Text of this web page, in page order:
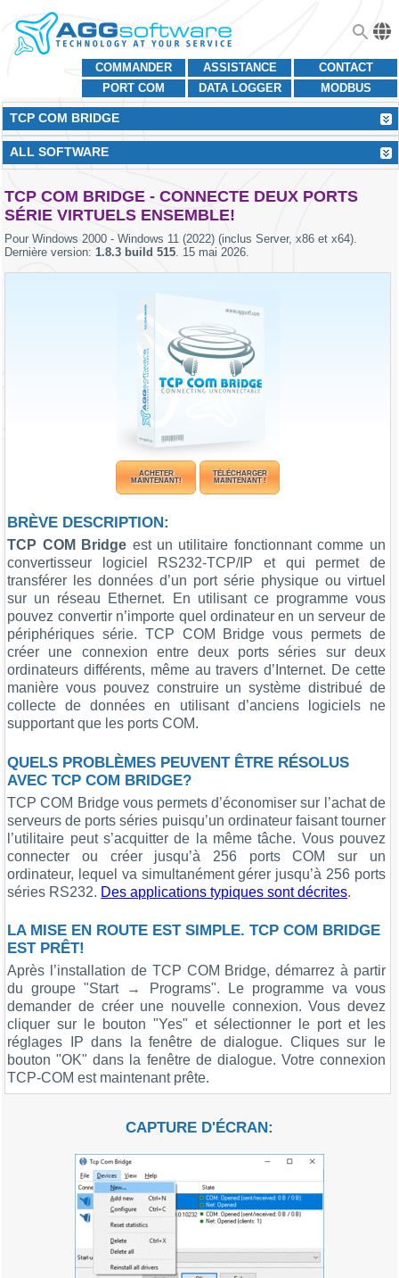
CONTACT
ASSISTANCE
COMMANDER
MODBUS
DATA LOGGER
PORT COM
TCP COM BRIDGE
ALL SOFTWARE
TCP COM BRIDGE - CONNECTE DEUX PORTS
SÉRIE VIRTUELS ENSEMBLE!
PourWindows 2000 - Windows 11 (2022) (inclus Server, x86 et x64)
Dernière version: 1.8.3 build 515 15 mai 2026
ACHETER
MAINTENANT!
TÉLÉCHARGER
MAINTENANT !
BRÈVE DESCRIPTION:
TCP COM Bridge est un utilitaire fonctionnant comme un
convertisseur logiciel RS232-TCP/IP et qui permet de
transférer les données d’un port série physique ou virtuel
sur un réseau Ethernet. En utilisant ce programme vous
pouvez convertir n’importe quel ordinateur en un serveur de
périphériques série. TCP COM Bridge vous permets de
créer une connexion entre deux ports séries sur deux
ordinateurs différents, même au travers d’Internet. De cette
manière vous pouvez construire un système distribué de
collecte de données en utilisant d’anciens logiciels ne
supportant que les ports COM.
QUELS PROBLÈMES PEUVENT ÊTRE RÉSOLUS
AVEC TCP COM BRIDGE?
TCP COM Bridge vous permets d’économiser sur l’achat de
serveurs de ports séries puisqu’un ordinateur faisant tourner
l’utilitaire peut s’acquitter de la même tâche. Vous pouvez
connecter ou créer jusqu’à 256 ports COM sur un
ordinateur, lequel va simultanément gérer jusqu’à 256 ports
séries RS232. Des applications typiques sont décrites.
LA MISE EN ROUTE EST SIMPLE. TCP COM BRIDGE
EST PRÊT!
Après l’installation de TCP COM Bridge, démarrez à partir
du groupe "Start → Programs". Le programme va vous
demander de créer une nouvelle connexion. Vous devez
cliquer sur le bouton "Yes" et sélectionner le port et les
réglages IP dans la fenêtre de dialogue. Cliques sur le
bouton "OK" dans la fenêtre de dialogue. Votre connexion
TCP-COM est maintenant prête.
CAPTURE D'ÉCRAN: